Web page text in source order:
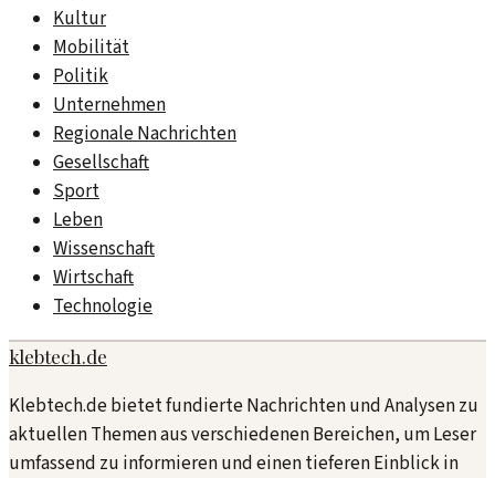
Kultur
Mobilität
Politik
Unternehmen
Regionale Nachrichten
Gesellschaft
Sport
Leben
Wissenschaft
Wirtschaft
Technologie
klebtech.de
Klebtech.de bietet fundierte Nachrichten und Analysen zu
aktuellen Themen aus verschiedenen Bereichen, um Leser
umfassend zu informieren und einen tieferen Einblick in